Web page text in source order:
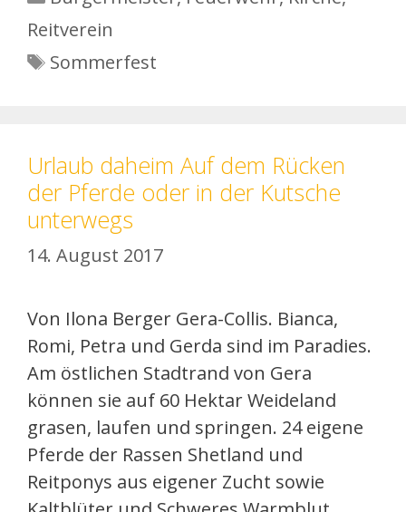
Reitverein
Schlagwörter
Sommerfest
Urlaub daheim Auf dem Rücken
der Pferde oder in der Kutsche
unterwegs
14. August 2017
Von Ilona Berger Gera-Collis. Bianca,
Romi, ­Petra und Gerda sind im Paradies.
Am östlichen Stadtrand von Gera
können sie auf 60 Hektar Weideland
grasen, laufen und springen. 24 eigene
Pferde der Rassen Shetland und
Reitponys aus eigener Zucht sowie